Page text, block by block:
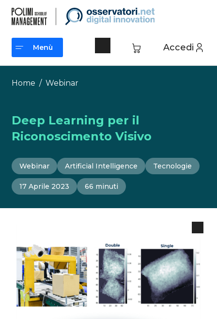
contenuto
Accedi
Menù
Menù
Home / Webinar
Deep Learning per il
Riconoscimento Visivo
Webinar Artificial Intelligence Tecnologie
17 Aprile 2023 66 minuti